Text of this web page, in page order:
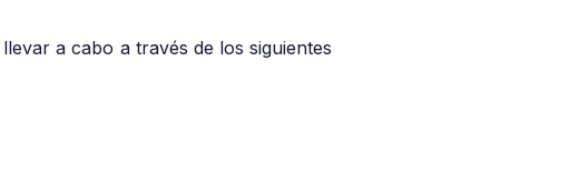
a cabo a través de los siguientes